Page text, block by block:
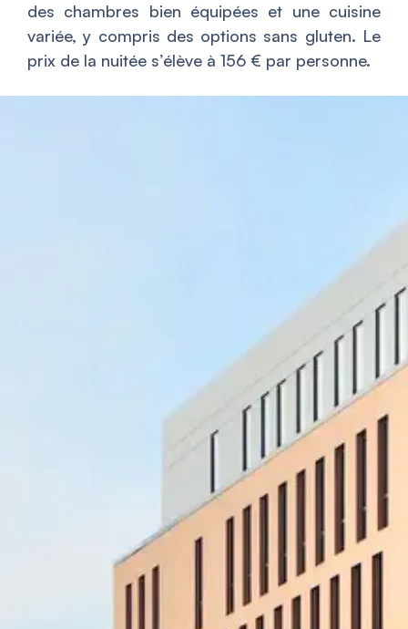
des chambres bien équipées et une cuisine
variée, y compris des options sans gluten. Le
prix de la nuitée s’élève à 156 € par personne.